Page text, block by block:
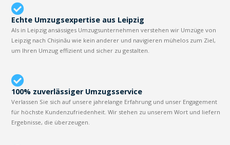
Echte Umzugsexpertise aus Leipzig
Als in Leipzig ansässiges Umzugsunternehmen verstehen wir Umzüge von
Leipzig nach Chișinău wie kein anderer und navigieren mühelos zum Ziel,
um Ihren Umzug effizient und sicher zu gestalten.
100% zuverlässiger Umzugsservice
Verlassen Sie sich auf unsere jahrelange Erfahrung und unser Engagement
für höchste Kundenzufriedenheit. Wir stehen zu unserem Wort und liefern
Ergebnisse, die überzeugen.